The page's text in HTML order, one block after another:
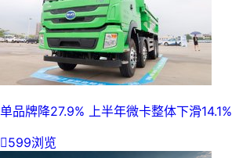
单品牌降27.9% 上半年微卡整体下滑14.1%
599浏览